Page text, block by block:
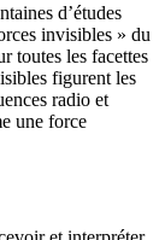
d’études
invisibles » du
toutes les facettes
figurent les
radio et
une force